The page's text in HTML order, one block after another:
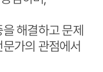
해결하고 문제
가의 관점에서